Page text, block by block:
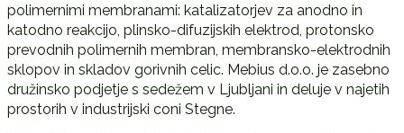
polimernimi membranami: katalizatorjev za anodno in
katodno reakcijo, plinsko-difuzijskih elektrod, protonsko
prevodnih polimernih membran, membransko-elektrodnih
sklopov in skladov gorivnih celic. Mebius d.o.o. je zasebno
družinsko podjetje s sedežem v Ljubljani in deluje v najetih
prostorih v industrijski coni Stegne.